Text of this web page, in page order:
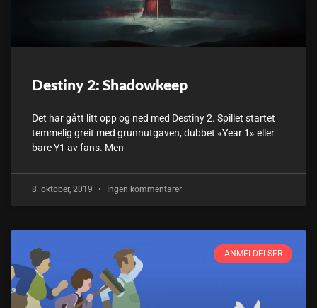
Destiny 2: Shadowkeep
Det har gått litt opp og ned med Destiny 2. Spillet startet
temmelig greit med grunnutgaven, dubbet «Year 1» eller
bare Y1 av fans. Men
8. oktober, 2019 Ingen kommentarer
ANMELDELSER